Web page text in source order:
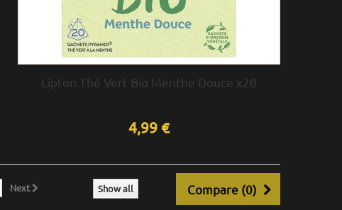
Lipton Thé Vert Bio Menthe Douce x20
4,99 €
Compare (0)
Show all
Next